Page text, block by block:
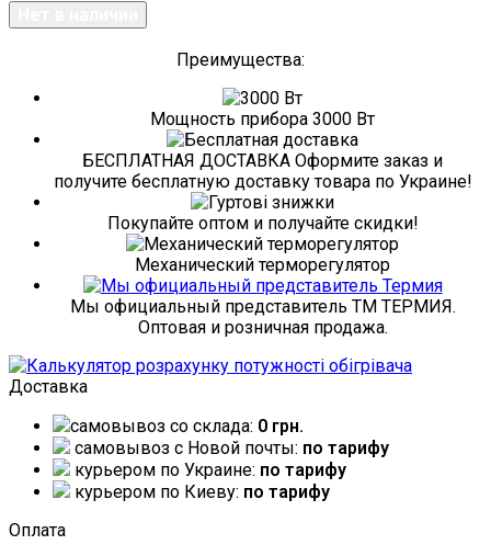
Преимущества:
Мощность прибора 3000 Вт
БЕСПЛАТНАЯ ДОСТАВКА Оформите заказ и
получите бесплатную доставку товара по Украине!
Покупайте оптом и получайте скидки!
Механический терморегулятор
Мы официальный представитель ТМ ТЕРМИЯ.
Оптовая и розничная продажа.
Доставка
самовывоз со склада: 0 грн.
самовывоз c Новой почты: по тарифу
курьером по Украине: по тарифу
курьером по Киеву: по тарифу
Оплата